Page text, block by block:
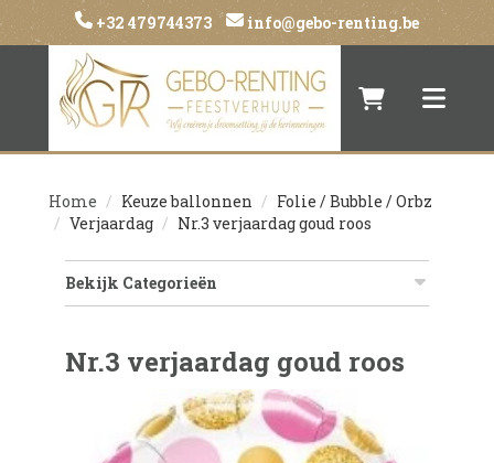
+32 479744373 info@gebo-renting.be
Naar Toggle
Home Keuze ballonnen
Folie / Bubble / Orbz
Verjaardag
Nr.3 verjaardag goud roos
Bekijk Categorieën
Nr.3 verjaardag goud roos